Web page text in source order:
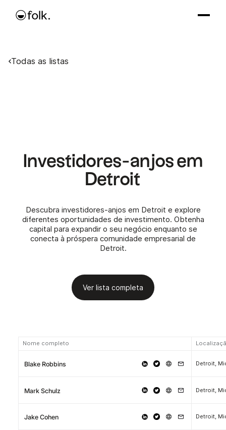
Todas as listas
Investidores-anjos em
Detroit
Descubra investidores-anjos em Detroit e explore
diferentes oportunidades de investimento. Obtenha
capital para expandir o seu negócio enquanto se
conecta à próspera comunidade empresarial de
Detroit.
Ver lista completa
Nome completo
Blake Robbins Detroit,
Mark Schulz Detroit,
Jake Cohen Detroit,